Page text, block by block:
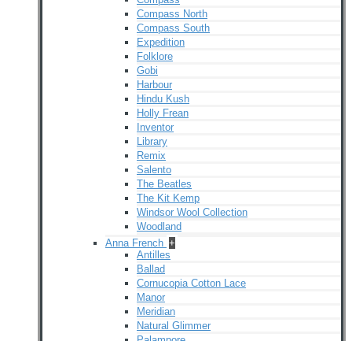
Compass North
Compass South
Expedition
Folklore
Gobi
Harbour
Hindu Kush
Holly Frean
Inventor
Library
Remix
Salento
The Beatles
The Kit Kemp
Windsor Wool Collection
Woodland
Anna French +
Antilles
Ballad
Cornucopia Cotton Lace
Manor
Meridian
Natural Glimmer